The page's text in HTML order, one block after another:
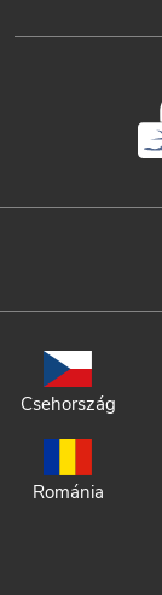
Csehország
Románia